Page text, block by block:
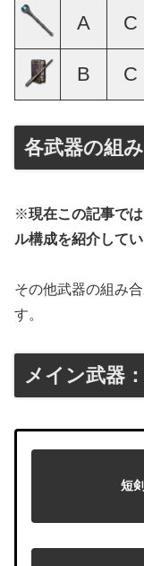
A C
B C
各武器の組
※現在この記事で
ル構成を紹介して
その他武器の組み
す。
メイン武器
短